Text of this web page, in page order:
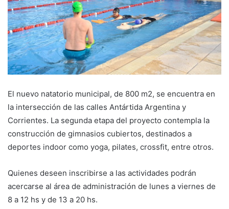
El nuevo natatorio municipal, de 800 m2, se encuentra en
la intersección de las calles Antártida Argentina y
Corrientes. La segunda etapa del proyecto contempla la
construcción de gimnasios cubiertos, destinados a
deportes indoor como yoga, pilates, crossfit, entre otros.
Quienes deseen inscribirse a las actividades podrán
acercarse al área de administración de lunes a viernes de
8 a 12 hs y de 13 a 20 hs.